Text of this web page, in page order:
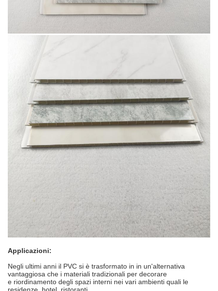
Applicazioni:
Negli ultimi anni il PVC si è trasformato in in un'alternativa
vantaggiosa che i materiali tradizionali per decorare
e riordinamento degli spazi interni nei vari ambienti quali le